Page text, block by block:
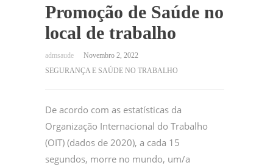
Promoção de Saúde no
local de trabalho
Novembro 2, 2022
SEGURANÇA E SAÚDE NO TRABALHO
De acordo com as estatísticas da
Organização Internacional do Trabalho
(OIT) (dados de 2020), a cada 15
segundos, morre no mundo, um/a